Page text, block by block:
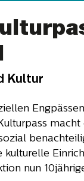
auch
Mai von der
Die
in den
1,7 Millionen
Texte
Kultur
nun